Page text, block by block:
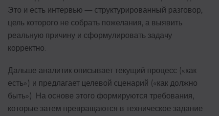
Это и есть интервью — структурированный разговор,
цель которого не собрать пожелания, а выявить
реальную причину и сформулировать задачу
корректно.
Дальше аналитик описывает текущий процесс («как
есть») и предлагает целевой сценарий («как должно
быть»). На основе этого формируются требования,
которые затем превращаются в техническое задание